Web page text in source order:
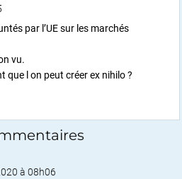
par l’UE sur les marchés
vu.
que l on peut créer ex nihilo ?
à 08h06